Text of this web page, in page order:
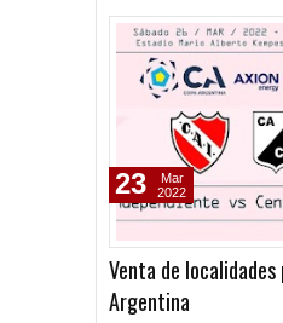
Venta de localidades
Argentina
23
Mar
2022